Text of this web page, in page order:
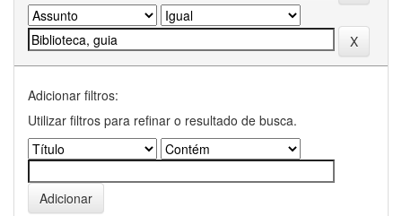
Adicionar filtros:
Utilizar filtros para refinar o resultado de busca.